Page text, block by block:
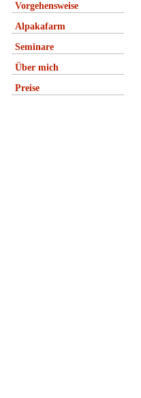
Vorgehensweise
Alpakafarm
Seminare
Über mich
Preise